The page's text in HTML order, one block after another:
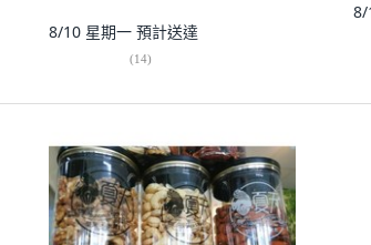
8/10 星期一 預計送達
(14)
8/